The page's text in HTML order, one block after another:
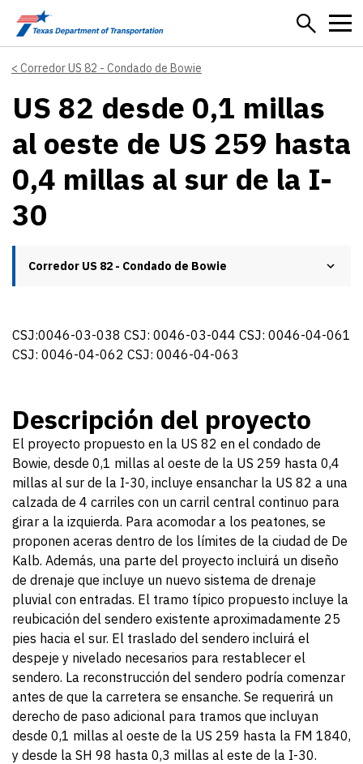
Skip to main content
Corredor US 82 - Condado de Bowie
US 82 desde 0,1 millas
al oeste de US 259 hasta
0,4 millas al sur de la I-
30
Corredor US 82 - Condado de Bowie
CSJ:0046-03-038 CSJ: 0046-03-044 CSJ: 0046-04-061
CSJ: 0046-04-062 CSJ: 0046-04-063
Descripción del proyecto
El proyecto propuesto en la US 82 en el condado de
Bowie, desde 0,1 millas al oeste de la US 259 hasta 0,4
millas al sur de la I-30, incluye ensanchar la US 82 a una
calzada de 4 carriles con un carril central continuo para
girar a la izquierda. Para acomodar a los peatones, se
proponen aceras dentro de los límites de la ciudad de De
Kalb. Además, una parte del proyecto incluirá un diseño
de drenaje que incluye un nuevo sistema de drenaje
pluvial con entradas. El tramo típico propuesto incluye la
reubicación del sendero existente aproximadamente 25
pies hacia el sur. El traslado del sendero incluirá el
despeje y nivelado necesarios para restablecer el
sendero. La reconstrucción del sendero podría comenzar
antes de que la carretera se ensanche. Se requerirá un
derecho de paso adicional para tramos que incluyan
desde 0,1 millas al oeste de la US 259 hasta la FM 1840,
y desde la SH 98 hasta 0,3 millas al este de la I-30.